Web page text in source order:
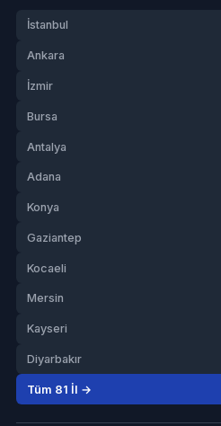
İstanbul
Ankara
İzmir
Bursa
Antalya
Adana
Konya
Gaziantep
Kocaeli
Mersin
Kayseri
Diyarbakır
Tüm 81 İl →